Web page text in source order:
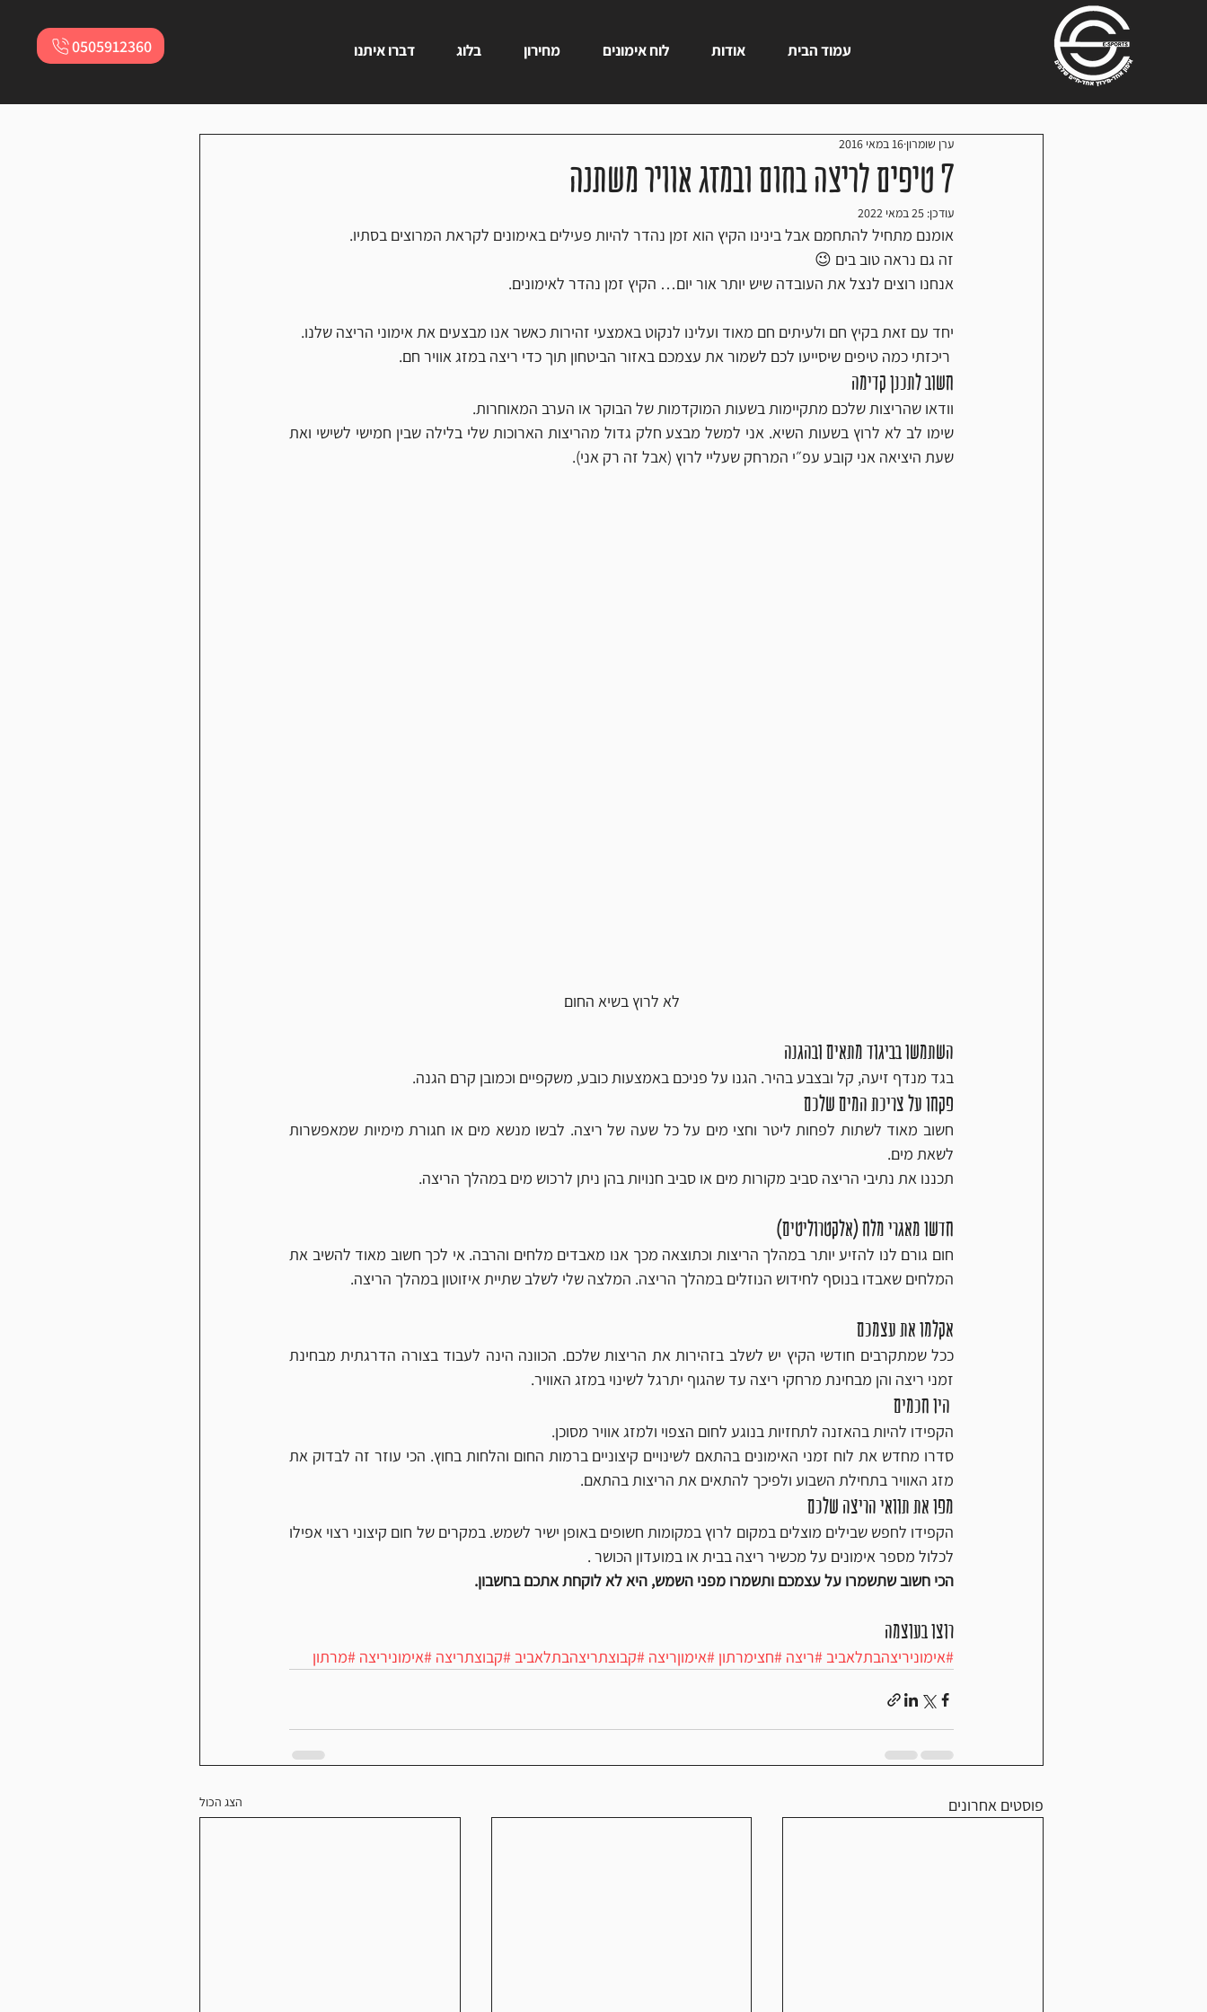
0505912360 עמוד הבית אודות לוח אימונים מחירון בלוג דברו איתנו
7 טיפים לריצה בחום ובמזג אוויר משתנה
ערן שומרון 16 במאי 2016
עודכן: 25 במאי 2022
אומנם מתחיל להתחמם אבל בינינו הקיץ הוא זמן נהדר להיות פעילים באימונים לקראת המרוצים בסתיו.
זה גם נראה טוב בים 😉
אנחנו רוצים לנצל את העובדה שיש יותר אור יום… הקיץ זמן נהדר לאימונים.
יחד עם זאת בקיץ חם ולעיתים חם מאוד ועלינו לנקוט באמצעי זהירות כאשר אנו מבצעים את אימוני הריצה שלנו.
חשוב לתכנן קדימה
וודאו שהריצות שלכם מתקיימות בשעות המוקדמות של הבוקר או הערב המאוחרות.
שעת היציאה אני קובע עפ״י המרחק שעליי לרוץ (אבל זה רק אני).
לא לרוץ בשיא החום
השתמשו בביגוד מתאים ובהגנה
בגד מנדף זיעה, קל ובצבע בהיר. הגנו על פניכם באמצעות כובע, משקפיים וכמובן קרם הגנה.
פקחו על צריכת המים שלכם
לשאת מים.
תכננו את נתיבי הריצה סביב מקורות מים או סביב חנויות בהן ניתן לרכוש מים במהלך הריצה.
חדשו מאגרי מלח (אלקטרוליטים)
המלחים שאבדו בנוסף לחידוש הנוזלים במהלך הריצה. המלצה שלי לשלב שתיית איזוטון במהלך הריצה.
אקלמו את עצמכם
זמני ריצה והן מבחינת מרחקי ריצה עד שהגוף יתרגל לשינוי במזג האוויר.
היו חכמים
הקפידו להיות בהאזנה לתחזיות בנוגע לחום הצפוי ולמזג אוויר מסוכן.
מזג האוויר בתחילת השבוע ולפיכך להתאים את הריצות בהתאם.
מפו את תוואי הריצה שלכם
לכלול מספר אימונים על מכשיר ריצה בבית או במועדון הכושר .
הכי חשוב שתשמרו על עצמכם ותשמרו מפני השמש, היא לא לוקחת אתכם בחשבון.
רוצו בעוצמה
#אימוניריצהבתלאביב #ריצה #חצימרתון #אימוןריצה #קבוצתריצהבתלאביב #קבוצתריצה #אימוניריצה #מרתון
פוסטים אחרונים הצג הכול